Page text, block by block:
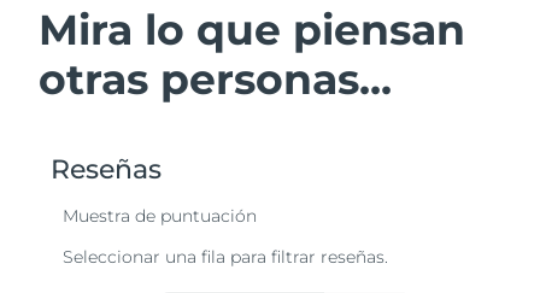
Mira lo que piensan
otras personas...